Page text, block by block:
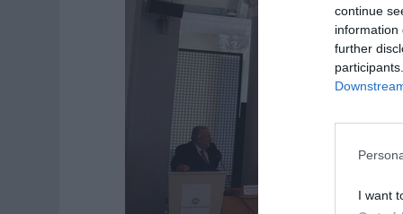
continue
information
further
I want